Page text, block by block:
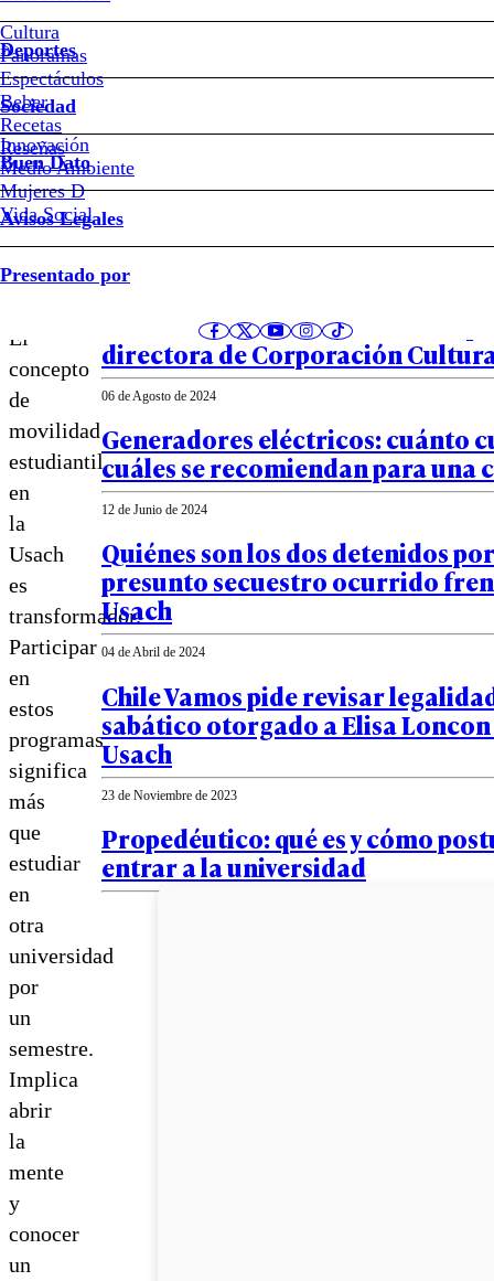
Cultura
Panoramas
Espectáculos
Beber
Recetas
Reseñas
Deportes
Sociedad
Innovación
Medio Ambiente
Mujeres D
Vida Social
Buen Dato
Avisos Legales
Presentado por
estudiantil:
un
pasaporte
al
mundo
El
concepto
de
movilidad
estudiantil
en
la
Usach
es
transformador.
Participar
en
estos
programas
significa
más
que
estudiar
en
otra
universidad
por
un
semestre.
Implica
abrir
la
mente
y
conocer
un
Notas relacionadas
Reality de C13 causa crisis en la
de Palabra de Honor le costó el
directora de Corporación
06 de Agosto de 2024
Generadores eléctricos: cuánto
cuáles se recomiendan para una
12 de Junio de 2024
Quiénes son los dos detenidos
presunto secuestro ocurrido
Usach
04 de Abril de 2024
Chile Vamos pide revisar
sabático otorgado a Elisa
Usach
23 de Noviembre de 2023
Propedéutico: qué es y cómo
entrar a la universidad